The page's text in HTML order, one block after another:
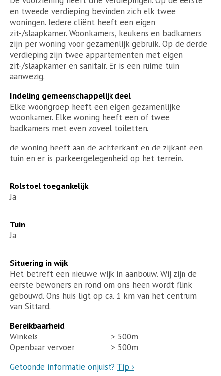
en tweede verdieping bevinden zich elk twee
woningen. Iedere cliënt heeft een eigen
zit-/slaapkamer. Woonkamers, keukens en badkamers
zijn per woning voor gezamenlijk gebruik. Op de derde
verdieping zijn twee appartementen met eigen
zit-/slaapkamer en sanitair. Er is een ruime tuin
aanwezig.
Indeling gemeenschappelijk deel
Elke woongroep heeft een eigen gezamenlijke
woonkamer. Elke woning heeft een of twee
badkamers met even zoveel toiletten.
de woning heeft aan de achterkant en de zijkant een
tuin en er is parkeergelegenheid op het terrein.
Rolstoel toegankelijk
Ja
Tuin
Ja
Situering in wijk
Het betreft een nieuwe wijk in aanbouw. Wij zijn de
eerste bewoners en rond om ons heen wordt flink
gebouwd. Ons huis ligt op ca. 1 km van het centrum
van Sittard.
Bereikbaarheid
Winkels
> 500m
Openbaar vervoer
> 500m
Getoonde informatie onjuist? Tip ›